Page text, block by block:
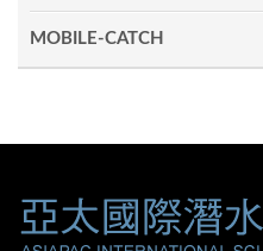
MOBILE-CATCH